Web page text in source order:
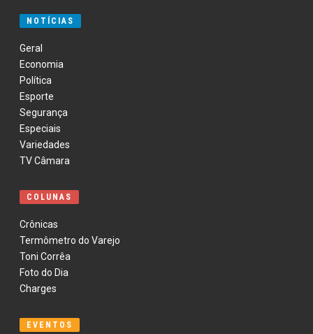
NOTÍCIAS
Geral
Economia
Política
Esporte
Segurança
Especiais
Variedades
TV Câmara
COLUNAS
Crônicas
Termômetro do Varejo
Toni Corrêa
Foto do Dia
Charges
EVENTOS